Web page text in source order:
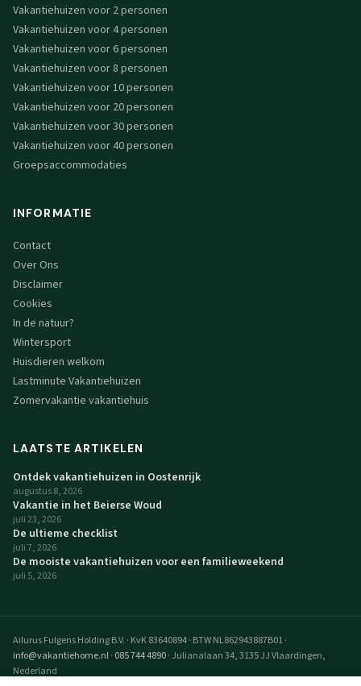
Vakantiehuizen voor 2 personen
Vakantiehuizen voor 4 personen
Vakantiehuizen voor 6 personen
Vakantiehuizen voor 8 personen
Vakantiehuizen voor 10 personen
Vakantiehuizen voor 20 personen
Vakantiehuizen voor 30 personen
Vakantiehuizen voor 40 personen
Groepsaccommodaties
INFORMATIE
Contact
Over Ons
Disclaimer
Cookies
In de natuur?
Wintersport
Huisdieren welkom
Lastminute Vakantiehuizen
Zomervakantie vakantiehuis
LAATSTE ARTIKELEN
Ontdek vakantiehuizen in Oostenrijk
augustus 8, 2026
Vakantie in het Beierse Woud
juli 23, 2026
De ultieme checklist
juli 7, 2026
De mooiste vakantiehuizen voor een familieweekend
juli 5, 2026
Ailurus Fulgens Holding B.V. · KvK 83640894· BTW NL862943887B01·
info@vakantiehome.nl· 085 744 4890· Julianalaan 34, 3135 JJ Vlaardingen,
Nederland